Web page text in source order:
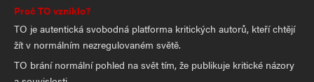
Proč TO vzniklo?
TO je autentická svobodná platforma kritických autorů, kteří chtějí
žít v normálním nezregulovaném světě.
TO brání normální pohled na svět tím, že publikuje kritické názory